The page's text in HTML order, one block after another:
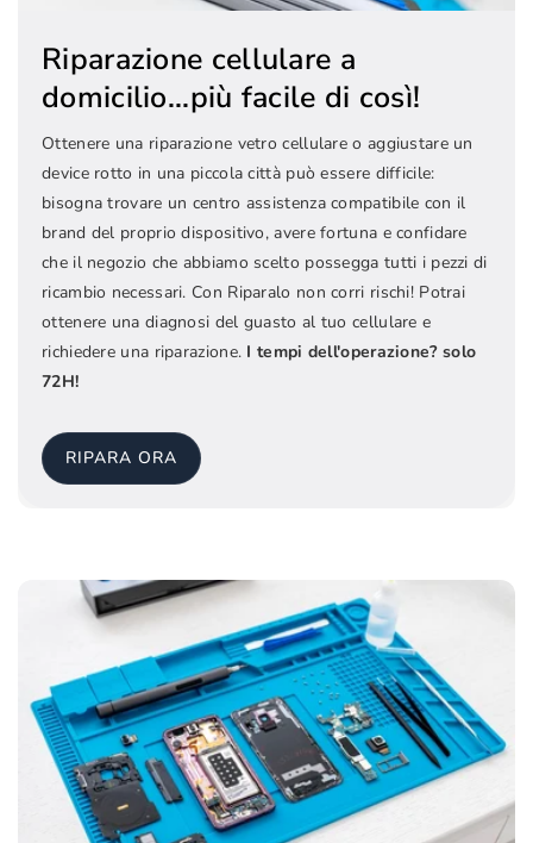
Riparazione cellulare a
domicilio...più facile di così!
Ottenere una riparazione vetro cellulare o aggiustare un
device rotto in una piccola città può essere difficile:
bisogna trovare un centro assistenza compatibile con il
brand del proprio dispositivo, avere fortuna e confidare
che il negozio che abbiamo scelto possegga tutti i pezzi di
ricambio necessari. Con Riparalo non corri rischi! Potrai
ottenere una diagnosi del guasto al tuo cellulare e
richiedere una riparazione. I tempi dell'operazione? solo
72H!
RIPARA ORA